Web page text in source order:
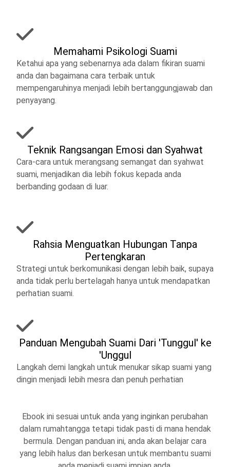
Memahami Psikologi Suami
Ketahui apa yang sebenarnya ada dalam fikiran suami
anda dan bagaimana cara terbaik untuk
mempengaruhinya menjadi lebih bertanggungjawab dan
penyayang.
Teknik Rangsangan Emosi dan Syahwat
Cara-cara untuk merangsang semangat dan syahwat
suami, menjadikan dia lebih fokus kepada anda
berbanding godaan di luar.
Rahsia Menguatkan Hubungan Tanpa
Pertengkaran
Strategi untuk berkomunikasi dengan lebih baik, supaya
anda tidak perlu bertelagah hanya untuk mendapatkan
perhatian suami.
Panduan Mengubah Suami Dari 'Tunggul' ke
'Unggul
Langkah demi langkah untuk menukar sikap suami yang
dingin menjadi lebih mesra dan penuh perhatian
Ebook ini sesuai untuk anda yang inginkan perubahan
dalam rumahtangga tetapi tidak pasti di mana hendak
bermula. Dengan panduan ini, anda akan belajar cara
yang lebih halus dan berkesan untuk membantu suami